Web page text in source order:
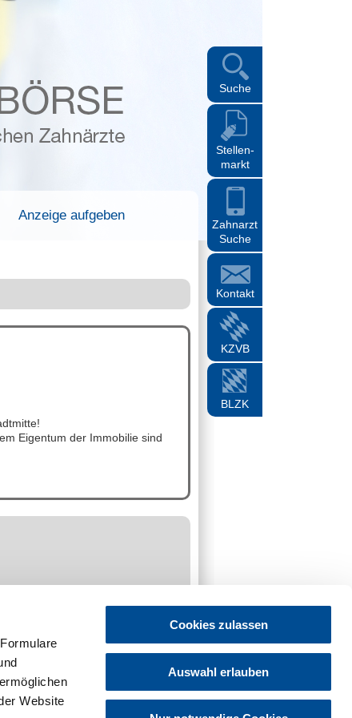
Website
Cookies zulassen
Auswahl erlauben
Suche
Stellen-
markt
Zahnarzt
Suche
Kontakt
KZVB
BLZK
Anzeige aufgeben
Eigentum der Immobilie sind